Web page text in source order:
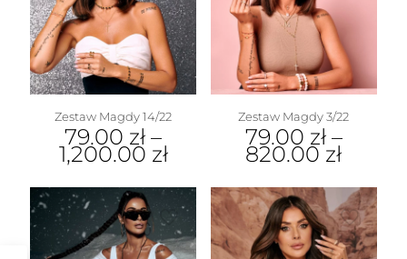
Zestaw Magdy 14/22
79.00 zł –
1,200.00 zł
Zestaw Magdy 3/22
79.00 zł–
820.00zł